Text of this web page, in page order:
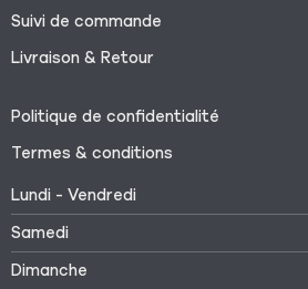
Suivi de commande
Livraison & Retour
Politique de confidentialité
Termes & conditions
Lundi - Vendredi
Samedi
Dimanche